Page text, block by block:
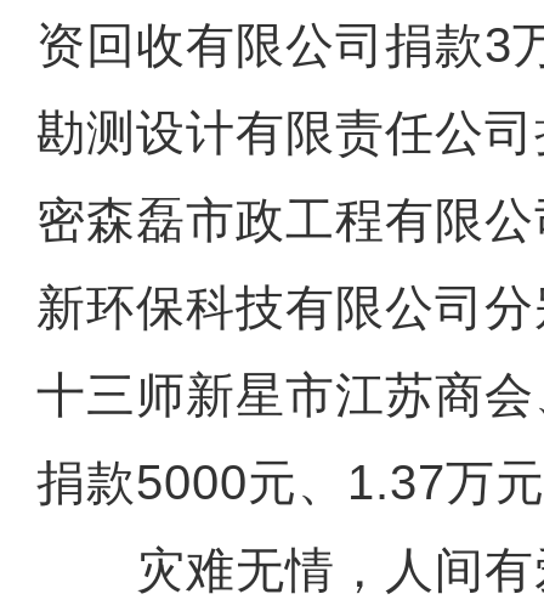
资回收有限公司捐款3
勘测设计有限责任公
密森磊市政工程有限
新环保科技有限公司
十三师新星市江苏商
捐款5000元、1.37万
灾难无情，人间有